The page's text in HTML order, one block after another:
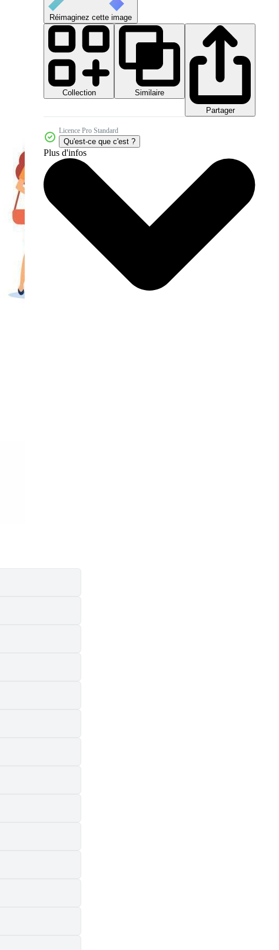
Réimaginez cette image
Collection
Similaire
Partager
Licence Pro Standard
Qu'est-ce que c'est ?
Plus d'infos